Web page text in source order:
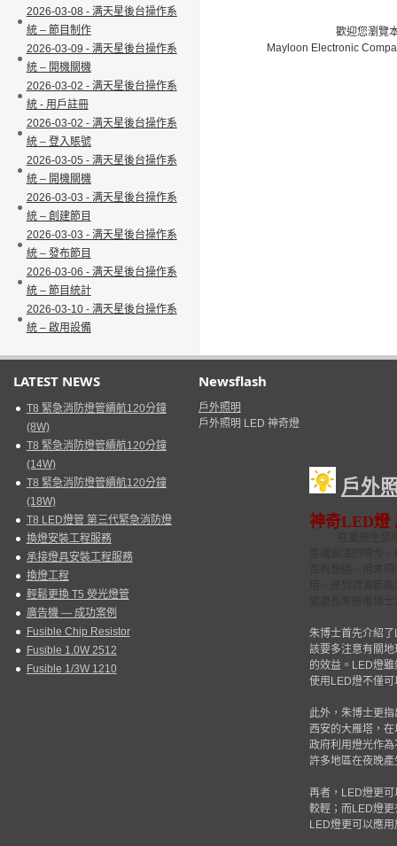
歡迎您瀏覽
Mayloon Electronic
2026-03-08 - 满天星後台操作系
統 – 節目制作
2026-03-09 - 满天星後台操作系
統 – 開機關機
2026-03-02 - 满天星後台操作系
統 - 用戶註冊
2026-03-02 - 满天星後台操作系
統 – 登入賬號
2026-03-05 - 满天星後台操作系
統 – 開機關機
2026-03-03 - 满天星後台操作系
統 – 創建節目
2026-03-03 - 满天星後台操作系
統 – 發布節目
2026-03-06 - 满天星後台操作系
統 – 節目統計
2026-03-10 - 满天星後台操作系
統 – 啟用設備
LATEST NEWS
T8 緊急消防燈管續航120分鐘
(8W)
T8 緊急消防燈管續航120分鐘
(14W)
T8 緊急消防燈管續航120分鐘
(18W)
T8 LED燈管 第三代緊急消防燈
換燈安裝工程服務
承接燈具安裝工程服務
換燈工程
輕鬆更換 T5 熒光燈管
廣告機 — 成功案例
Fusible Chip Resistor
Fusible 1.0W 2512
Fusible 1/3W 1210
Newsflash
戶外照明
戶外照明 LED 神奇燈
戶外
神奇LED燈
朱博士首先介紹了
該要多注意有關
的效益。 LED燈雖
使用 LED燈不僅可
此外，朱博士更指
西安的大雁塔，
政府利用燈光作
許多地區在夜晚
再者， LED燈更可
較輕；而 LED燈更
LED燈更可以應